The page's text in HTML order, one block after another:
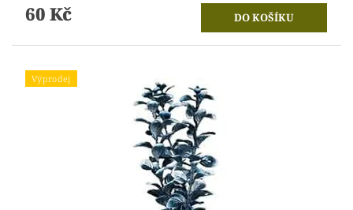
60 Kč
Výprodej